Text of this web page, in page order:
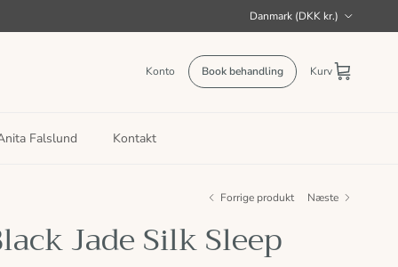
Danmark (DKK kr.)
Konto Book behandling Kurv
Falslund Kontakt
Forrige produkt Næste
Jade Silk Sleep